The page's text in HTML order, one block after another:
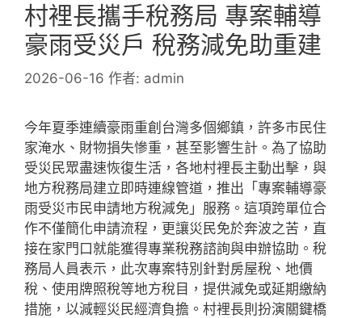
村裡長攜手稅務局 專案輔導
豪雨受災戶 稅務減免助重建
2026-06-16 作者: admin
今年夏季連續豪雨重創台灣多個鄉鎮，許多市民住
家淹水、財物損失慘重，甚至影響生計。為了協助
受災民眾盡速恢復生活，各地村裡長主動出擊，與
地方稅務局建立即時連線管道，推出「專案輔導豪
雨受災市民申請地方稅減免」服務。這項跨單位合
作不僅簡化申請流程，更讓災民免於奔波之苦，直
接在家門口就能獲得專業稅務諮詢與申辦協助。稅
務局人員表示，此次專案特別針對房屋稅、地價
稅、使用牌照稅等地方稅目，提供減免或延期繳納
措施，以減輕災民經濟負擔。村裡長則扮演關鍵橋